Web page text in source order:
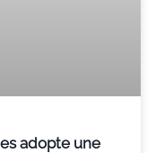
adopte une